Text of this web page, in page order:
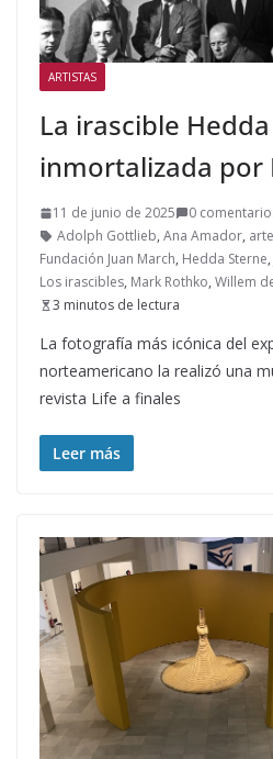
ARTISTAS
La irascible
inmortalizada por
11 de junio de 2025
0
Adolph Gottlieb, Ana Amador, arte
Fundación Juan March, Hedda Sterne,
Los irascibles, Mark Rothko, Willem
3 minutos de lectura
La fotografía más icónica del
norteamericano la realizó una
revista Life a finales
Leer más